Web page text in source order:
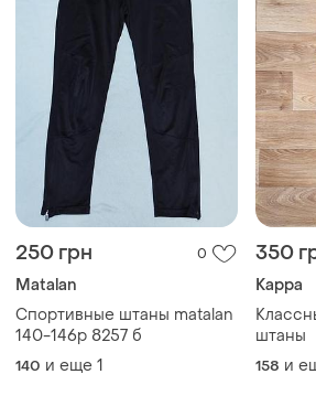
250 грн 0
Мatalan
Спортивные штаны matalan
140-146р 8257 б
140 и еще 1
350
Kappa
штаны
158 и